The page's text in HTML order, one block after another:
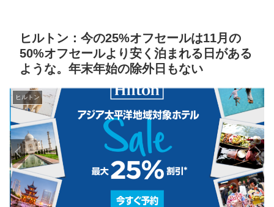
ヒルトン：今の25%オフセールは11月の
50%オフセールより安く泊まれる日がある
ような。年末年始の除外日もない
ヒルトン